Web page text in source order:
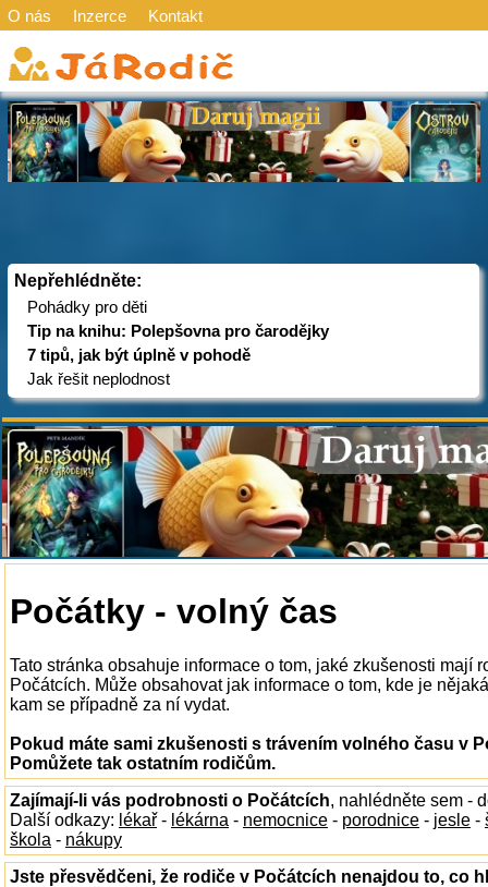
O nás Inzerce Kontakt
Nepřehlédněte:
Pohádky pro děti
Tip na knihu: Polepšovna pro čarodějky
7 tipů, jak být úplně v pohodě
Jak řešit neplodnost
Počátky - volný čas
Tato stránka obsahuje informace o tom, jaké zkušenosti mají
Počátcích. Může obsahovat jak informace o tom, kde je
kam se případně za ní vydat.
Pokud máte sami zkušenosti s trávením volného času v
Pomůžete tak ostatním rodičům.
Zajímají-li vás podrobnosti o Počátcích, nahlédněte sem -
Další odkazy: lékař - lékárna - nemocnice - porodnice - jesle -
škola - nákupy
Jste přesvědčeni, že rodiče v Počátcích nenajdou to, co